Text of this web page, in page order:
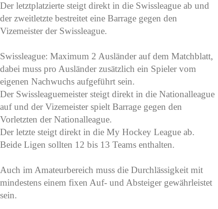
Der letztplatzierte steigt direkt in die Swissleague ab und
der zweitletzte bestreitet eine Barrage gegen den
Vizemeister der Swissleague.
Swissleague: Maximum 2 Ausländer auf dem Matchblatt,
dabei muss pro Ausländer zusätzlich ein Spieler vom
eigenen Nachwuchs aufgeführt sein.
Der Swissleaguemeister steigt direkt in die Nationalleague
auf und der Vizemeister spielt Barrage gegen den
Vorletzten der Nationalleague.
Der letzte steigt direkt in die My Hockey League ab.
Beide Ligen sollten 12 bis 13 Teams enthalten.
Auch im Amateurbereich muss die Durchlässigkeit mit
mindestens einem fixen Auf- und Absteiger gewährleistet
sein.